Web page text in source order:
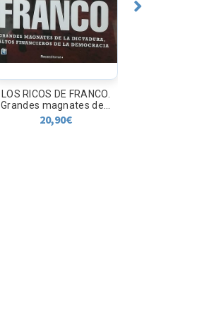
LOS RICOS DE FRANCO.
Grandes magnates de...
20,90€